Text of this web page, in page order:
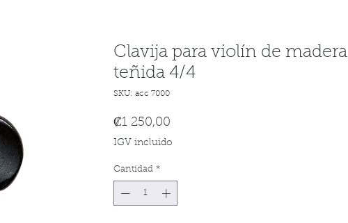
Clavija para violín de madera
teñida 4/4
SKU: acc 7000
₡1 250,00
IGV incluido
Cantidad *